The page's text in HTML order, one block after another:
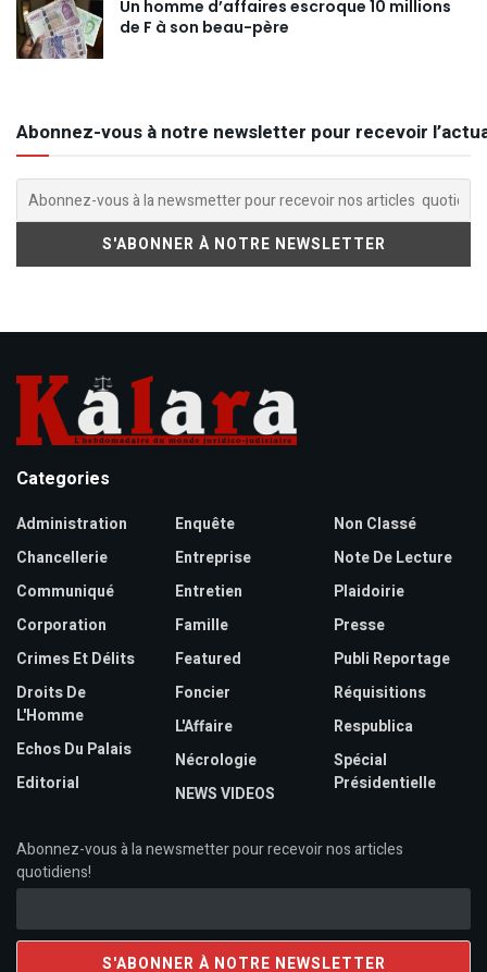
Un homme d’affaires escroque 10 millions
de F à son beau-père
Abonnez-vous à notre newsletter pour recevoir
Categories
Administration
Chancellerie
Communiqué
Corporation
Crimes Et Délits
Droits De
L'Homme
Echos Du Palais
Editorial
Enquête
Entreprise
Entretien
Famille
Featured
Foncier
L'Affaire
Nécrologie
NEWS VIDEOS
Non Classé
Note De Lecture
Plaidoirie
Presse
Publi Reportage
Réquisitions
Respublica
Spécial
Présidentielle
Abonnez-vous à la newsmetter pour recevoir nos articles
quotidiens!